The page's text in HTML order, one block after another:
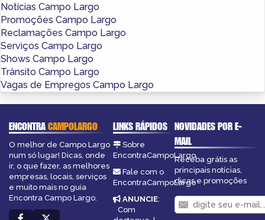
Notícias Campo Largo
Promoções Campo Largo
Reclamações Campo Largo
Serviços Campo Largo
Shows Campo Largo
Trânsito Campo Largo
Vagas de Empregos Campo Largo
ENCONTRACAMPOLARGO
O melhor de Campo Largo
num só lugar! Dicas, onde
ir, o que fazer, as melhores
empresas, locais, serviços
e muito mais no guia
Encontra Campo Largo.
LINKS RÁPIDOS
Sobre
EncontraCampoLargo
Fale com o
EncontraCampoLargo
ANUNCIE:
Com
NOVIDADES POR E-
MAIL
Receba grátis as
principais notícias,
dicas e promoções